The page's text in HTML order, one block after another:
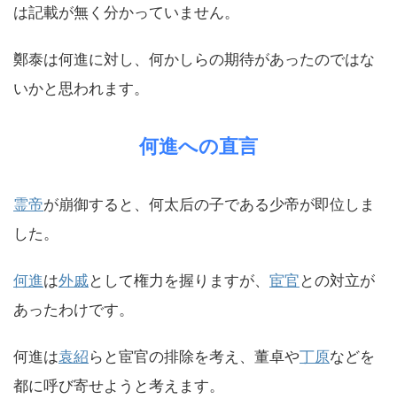
は記載が無く分かっていません。
鄭泰は何進に対し、何かしらの期待があったのではな
いかと思われます。
何進への直言
霊帝が崩御すると、何太后の子である少帝が即位しま
した。
何進は外戚として権力を握りますが、 宦官 との対立が
あったわけです。
何進は袁紹 らと宦官の排除を考え、董卓や丁原などを
都に呼び寄せようと考えます。